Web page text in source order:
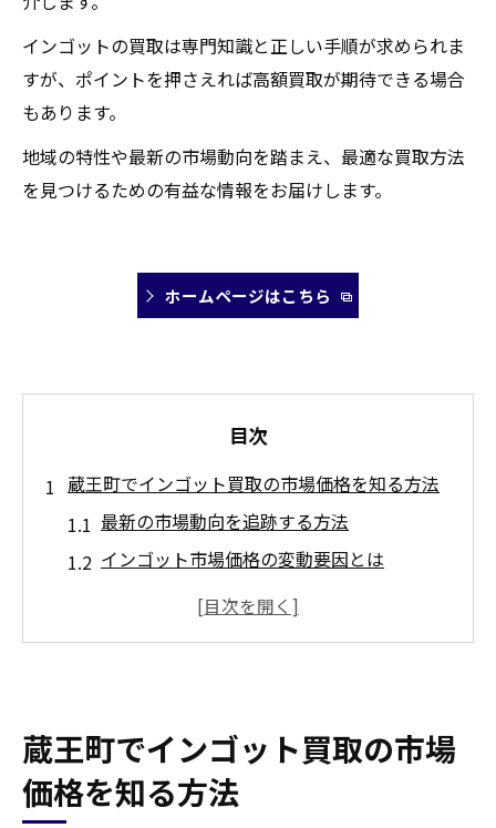
インゴットの買取は専門知識と正しい手順が求められま
すが、ポイントを押さえれば高額買取が期待できる場合
もあります。
地域の特性や最新の市場動向を踏まえ、最適な買取方法
を見つけるための有益な情報をお届けします。
ホームページはこちら
目次
蔵王町でインゴット買取の市場価格を知る方法
最新の市場動向を追跡する方法
インゴット市場価格の変動要因とは
地元の買取相場を調べる具体的なステップ
市場価格を知るための信頼できる情報源
高額買取を実現するためのインゴットの保管方
法
蔵王町でインゴット買取の市場
価格を知る方法